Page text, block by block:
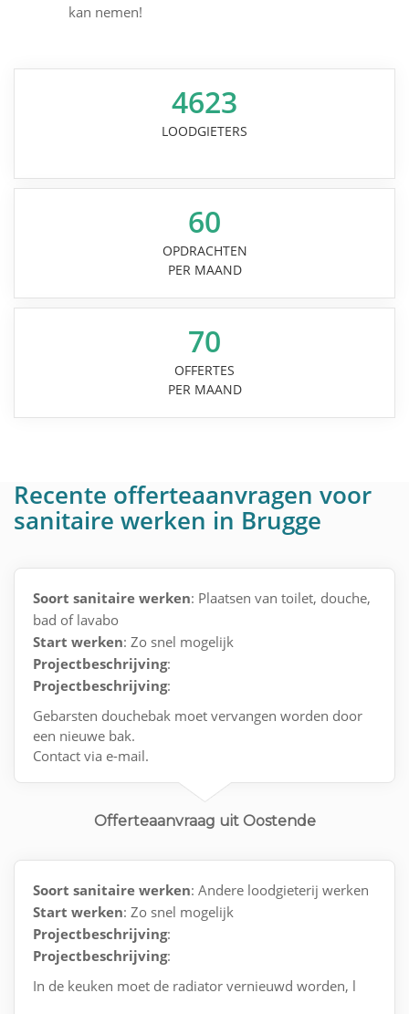
kan nemen!
4623
LOODGIETERS
60
OPDRACHTEN
PER MAAND
70
OFFERTES
PER MAAND
Recente offerteaanvragen voor
sanitaire werken in Brugge
Soort sanitaire werken: Plaatsen van toilet, douche,
bad of lavabo
Start werken: Zo snel mogelijk
Projectbeschrijving:
Projectbeschrijving:
Gebarsten douchebak moet vervangen worden door
een nieuwe bak.
Contact via e-mail.
Offerteaanvraag uit Oostende
Soort sanitaire werken: Andere loodgieterij werken
Start werken: Zo snel mogelijk
Projectbeschrijving:
Projectbeschrijving:
In de keuken moet de radiator vernieuwd worden, l